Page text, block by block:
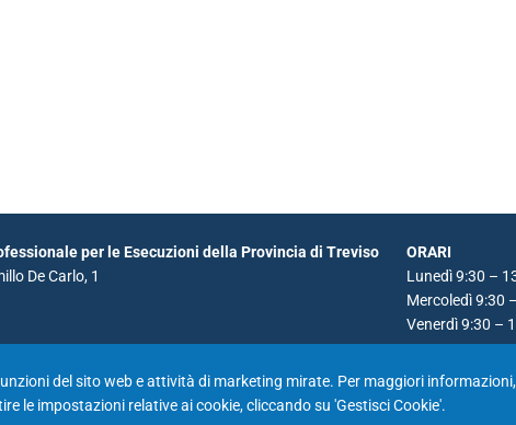
per le Esecuzioni della Provincia di Treviso
De Carlo, 1
ORARI
Lunedì 9:30 –
Mercoledì 9:30
Venerdì 9:30 –
del sito web e attività di marketing mirate. Per maggiori informazioni,
le impostazioni relative ai cookie, cliccando su 'Gestisci Cookie'.